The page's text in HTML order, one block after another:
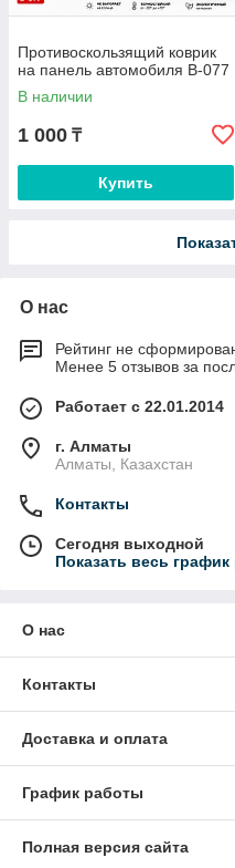
Противоскользящий коврик
на панель автомобиля B-077
В наличии
1 000 ₸
Купить
О нас
Рейтинг не
Менее 5 отзывов за
Работает с 22.01.2014
г. Алматы
Алматы, Казахстан
Контакты
Сегодня выходной
Показать весь
О нас
Контакты
Доставка и оплата
График работы
Полная версия сайта